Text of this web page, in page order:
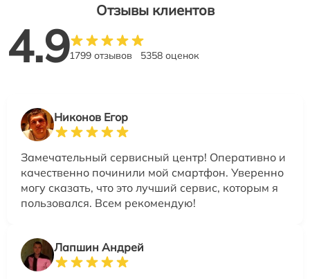
Отзывы клиентов
4.91799 отзывов 5358 оценок
Никонов Егор
Замечательный сервисный центр! Оперативно и
качественно починили мой смартфон. Уверенно
могу сказать, что это лучший сервис, которым я
пользовался. Всем рекомендую!
Лапшин Андрей